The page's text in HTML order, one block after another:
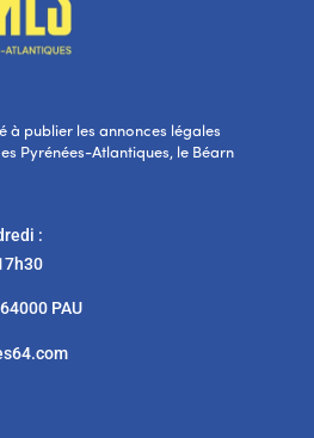
à publier les annonces légales
Pyrénées-Atlantiques, le Béarn
:
PAU